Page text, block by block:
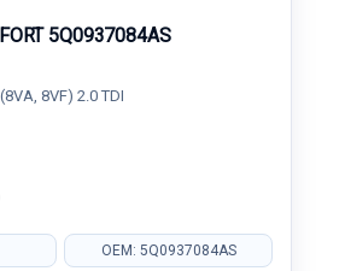
5Q0937084AS
8VF) 2.0 TDI
OEM: 5Q0937084AS